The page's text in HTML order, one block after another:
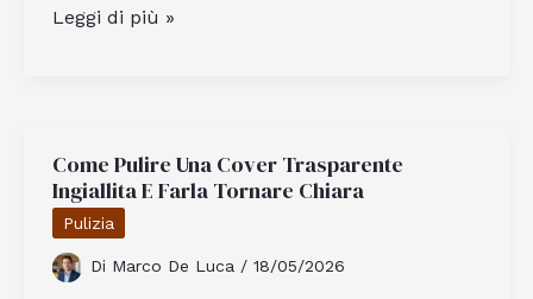
Come
Legna
Con
Forno
Economica
E
Leggi di più »
Come Pulire Una Cover Trasparente
Ingiallita E Farla Tornare Chiara
Pulizia
Di Marco De Luca / 18/05/2026